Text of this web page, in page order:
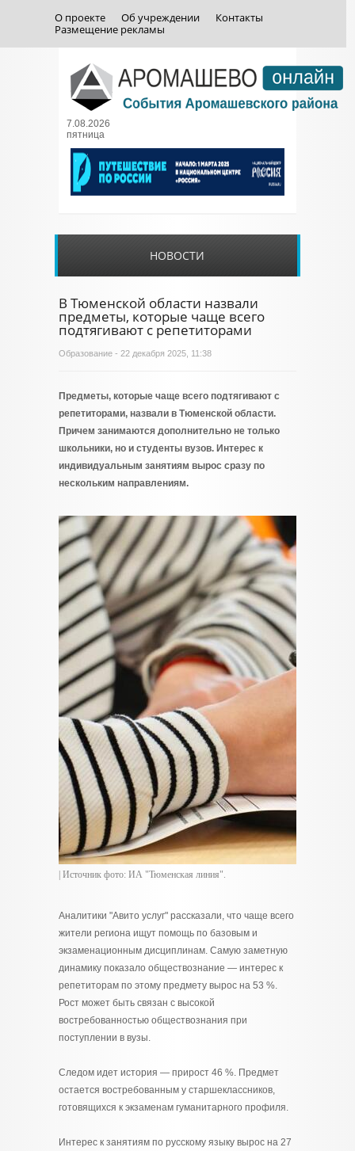
О проекте Об учреждении
Контакты
Размещение рекламы
7.08.2026
пятница
НОВОСТИ
В Тюменской области назвали
предметы, которые чаще всего
подтягивают с репетиторами
Образование - 22 декабря 2025, 11:38
Предметы, которые чаще всего подтягивают с
репетиторами, назвали в Тюменской области.
Причем занимаются дополнительно не только
школьники, но и студенты вузов. Интерес к
индивидуальным занятиям вырос сразу по
нескольким направлениям.
| Источник фото: ИА "Тюменская линия".
Аналитики "Авито услуг" рассказали, что чаще всего
жители региона ищут помощь по базовым и
экзаменационным дисциплинам. Самую заметную
динамику показало обществознание — интерес к
репетиторам по этому предмету вырос на 53 %.
Рост может быть связан с высокой
востребованностью обществознания при
поступлении в вузы.
Следом идет история — прирост 46 %. Предмет
остается востребованным у старшеклассников,
готовящихся к экзаменам гуманитарного профиля.
Интерес к занятиям по русскому языку вырос на 27